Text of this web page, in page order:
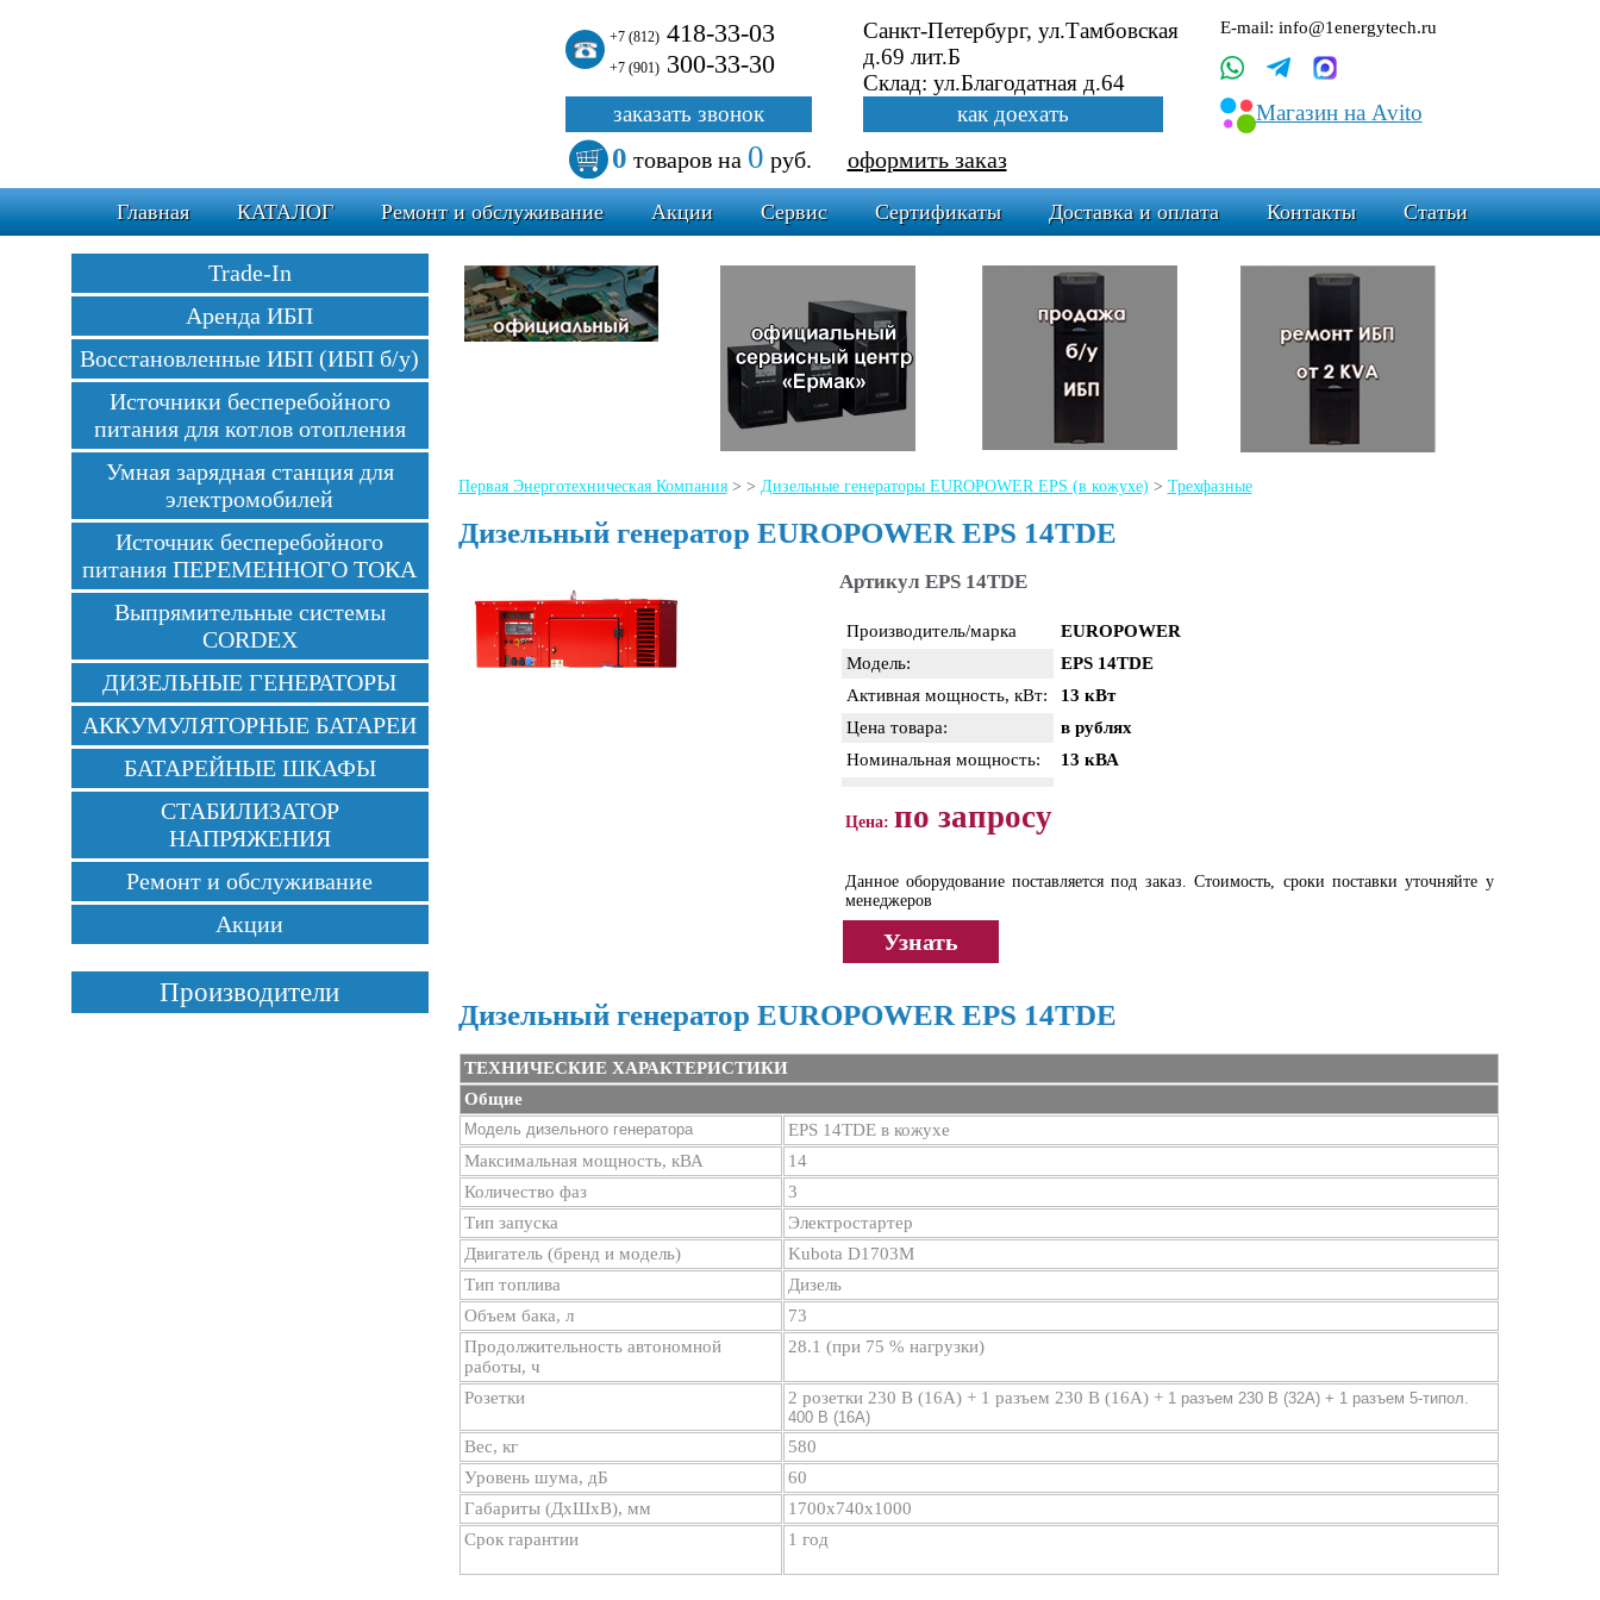
+7 (812)418-33-03
+7 (901)300-33-30
Санкт-Петербург, ул.Тамбовская
д.69 лит.Б
Склад: ул.Благодатная д.64
E-mail: info@1energytech.ru
Магазин на Avito
заказать звонок как доехать
0 товаровна 0 руб. оформить заказ
Главная КАТАЛОГ Ремонт и обслуживание Акции Сервис Сертификаты Доставка и оплата Контакты Статьи
Первая Энерготехническая Компания> > Дизельные генераторы EUROPOWER EPS (в кожухе) > Трехфазные
Дизельный генератор EUROPOWER EPS 14TDE
Артикул EPS 14TDE
Производитель/марка
EUROPOWER
Модель:
EPS 14TDE
Активная мощность, кВт:
13 кВт
Цена товара:
в рублях
Номинальная мощность:
13 кВА
Цена: по запросу
Данное оборудование поставляется под заказ. Стоимость, сроки поставки уточняйте у
менеджеров
Узнать
Дизельный генератор EUROPOWER EPS 14TDE
ТЕХНИЧЕСКИЕ ХАРАКТЕРИСТИКИ
Общие
Модель дизельного генератора
EPS 14TDE в кожухе
Максимальная мощность, кВА
14
Количество фаз
3
Тип запуска
Электростартер
Двигатель (бренд и модель)
Kubota D1703М
Тип топлива
Дизель
Объем бака, л
73
Продолжительность автономной
работы, ч
28.1 (при 75 % нагрузки)
Розетки 2 розетки 230 В (16А) + 1 разъем 230 В (16A) + 1 разъем 230 В (32A) + 1 разъем 5-типол.
400 В (16A)
Вес, кг
580
Уровень шума, дБ
60
Габариты (ДхШхВ), мм
1700х740х1000
Срок гарантии
1 год
Trade-In
Аренда ИБП
Восстановленные ИБП (ИБП б/у)
Источники бесперебойного
питания для котлов отопления
Умная зарядная станция для
электромобилей
Источник бесперебойного
питания ПЕРЕМЕННОГО ТОКА
Выпрямительные системы
CORDEX
ДИЗЕЛЬНЫЕ ГЕНЕРАТОРЫ
АККУМУЛЯТОРНЫЕ БАТАРЕИ
БАТАРЕЙНЫЕ ШКАФЫ
СТАБИЛИЗАТОР
НАПРЯЖЕНИЯ
Ремонт и обслуживание
Акции
Производители